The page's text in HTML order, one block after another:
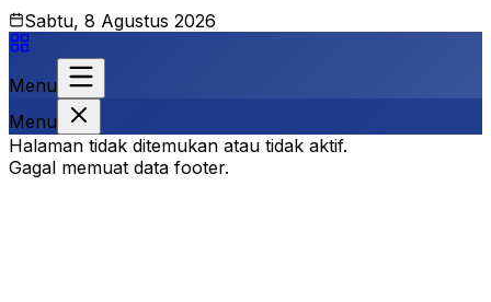
Sabtu, 8 Agustus 2026
Menu
Menu
Halaman tidak ditemukan atau tidak aktif.
Gagal memuat data footer.